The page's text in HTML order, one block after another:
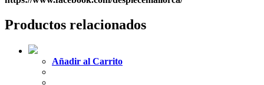
Productos relacionados
Añadir al Carrito